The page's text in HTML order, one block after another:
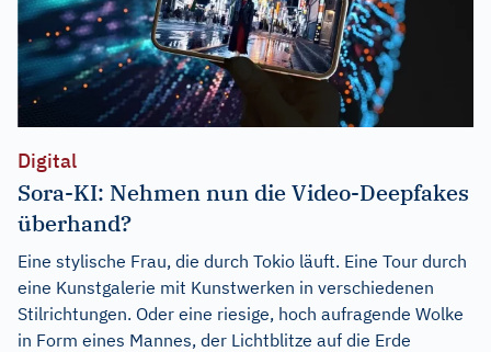
Digital
Sora-KI: Nehmen nun die Video-Deepfakes
überhand?
Eine stylische Frau, die durch Tokio läuft. Eine Tour durch
eine Kunstgalerie mit Kunstwerken in verschiedenen
Stilrichtungen. Oder eine riesige, hoch aufragende Wolke
in Form eines Mannes, der Lichtblitze auf die Erde